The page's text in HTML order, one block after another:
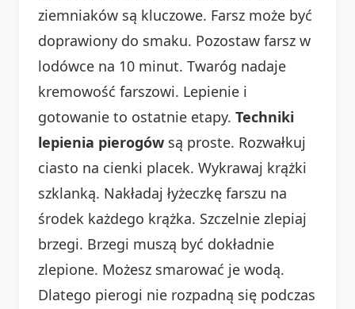
ziemniaków są kluczowe. Farsz może być
doprawiony do smaku. Pozostaw farsz w
lodówce na 10 minut. Twaróg nadaje
kremowość farszowi. Lepienie i
gotowanie to ostatnie etapy. Techniki
lepienia pierogów są proste. Rozwałkuj
ciasto na cienki placek. Wykrawaj krążki
szklanką. Nakładaj łyżeczkę farszu na
środek każdego krążka. Szczelnie zlepiaj
brzegi. Brzegi muszą być dokładnie
zlepione. Możesz smarować je wodą.
Dlatego pierogi nie rozpadną się podczas